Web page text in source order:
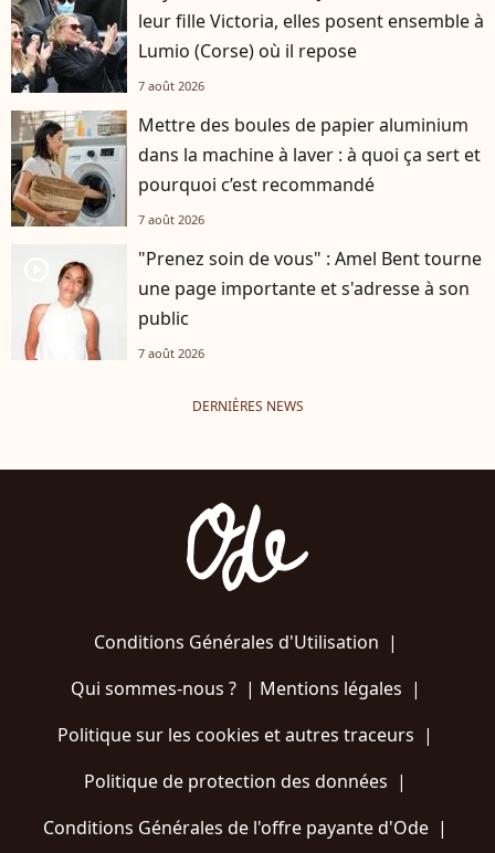
leur fille Victoria, elles posent ensemble à
Lumio (Corse) où il repose
7 août 2026
Mettre des boules de papier aluminium
dans la machine à laver : à quoi ça sert et
pourquoi c’est recommandé
7 août 2026
"Prenez soin de vous" : Amel Bent tourne
une page importante et s'adresse à son
public
7 août 2026
DERNIÈRES NEWS
Conditions Générales d'Utilisation |
Qui sommes-nous ?| Mentions légales |
Politique sur les cookies et autres traceurs |
Politique de protection des données |
Conditions Générales de l'offre payante d'Ode |